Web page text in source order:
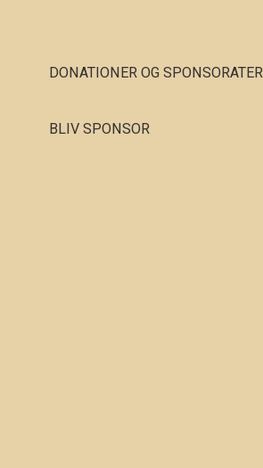
DONATIONER OG SPONSORATER
BLIV SPONSOR